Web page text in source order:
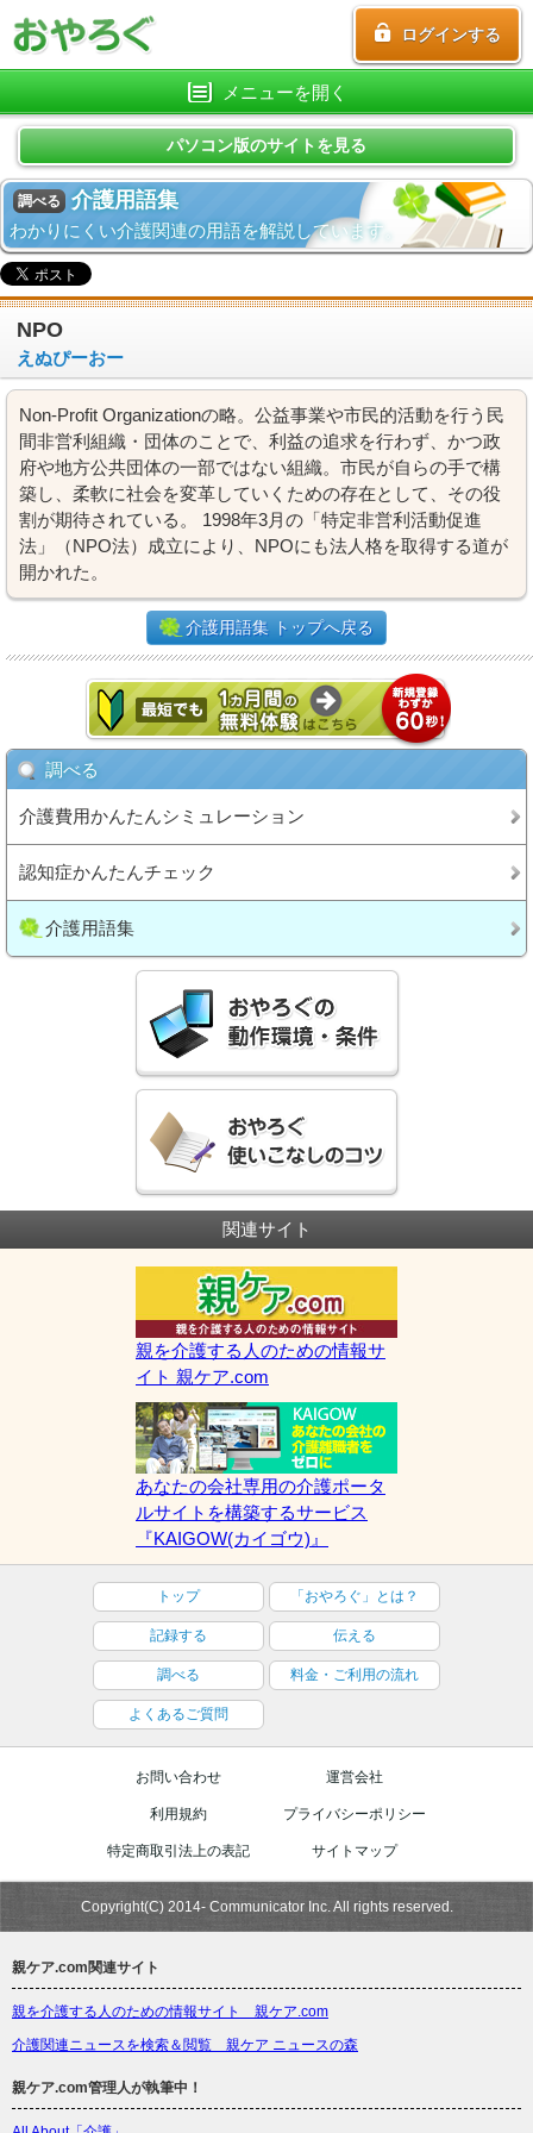
ログインする
メニューを開く
パソコン版のサイトを見る
調べる 介護用語集
わかりにくい介護関連の用語を解説しています。
NPO
えぬぴーおー
Non-Profit Organizationの略。公益事業や市民的活動を行う民
間非営利組織・団体のことで、利益の追求を行わず、かつ政
府や地方公共団体の一部ではない組織。市民が自らの手で構
築し、柔軟に社会を変革していくための存在として、その役
割が期待されている。 1998年3月の「特定非営利活動促進
法」（NPO法）成立により、NPOにも法人格を取得する道が
開かれた。
介護用語集 トップへ戻る
調べる
介護費用かんたんシミュレーション
認知症かんたんチェック
介護用語集
関連サイト
親を介護する人のための情報サ
イト 親ケア.com
あなたの会社専用の介護ポータ
ルサイトを構築するサービス
『KAIGOW(カイゴウ)』
トップ 「おやろぐ」とは？
記録する 伝える
調べる 料金・ご利用の流れ
よくあるご質問
お問い合わせ 運営会社
利用規約 プライバシーポリシー
特定商取引法上の表記 サイトマップ
Copyright(C) 2014- Communicator Inc. All rights reserved.
親ケア.com関連サイト
親を介護する人のための情報サイト 親ケア.com
介護関連ニュースを検索＆閲覧 親ケア ニュースの森
親ケア.com管理人が執筆中！